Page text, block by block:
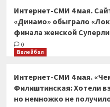
Интернет-СМИ 4 мая.
«Динамо» обыграло
финала женской
0
Волейбол
Интернет-СМИ 4 мая.
Филиштинская: Хотели
но немножко не